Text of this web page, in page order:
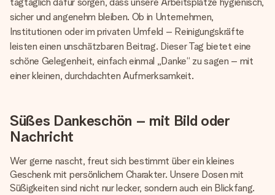
Montag - Freitag : 8:30 - 17:00 Uhr
Samstag - Sonntag : 8:30 - 13:00 Uhr
sicher und angenehm bleiben. Ob in Unternehmen,
Institutionen oder im privaten Umfeld – Reinigungskräfte
leisten einen unschätzbaren Beitrag. Dieser Tag bietet eine
schöne Gelegenheit, einfach einmal „Danke“ zu sagen – mit
einer kleinen, durchdachten Aufmerksamkeit.
Süßes Dankeschön – mit Bild oder
Nachricht
Wer gerne nascht, freut sich bestimmt über ein kleines
Geschenk mit persönlichem Charakter. Unsere Dosen mit
Süßigkeiten sind nicht nur lecker, sondern auch ein Blickfang.